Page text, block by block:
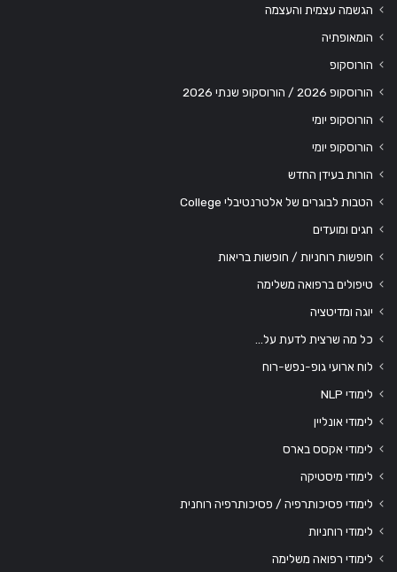
הגשמה עצמית והעצמה
הומאופתיה
הורוסקופ
הורוסקופ 2026 / הורוסקופ שנתי 2026
הורוסקופ יומי
הורוסקופ יומי
הורות בעידן החדש
הטבות לבוגרים של אלטרנטיבלי College
חגים ומועדים
חופשות רוחניות / חופשות בריאות
טיפולים ברפואה משלימה
יוגה ומדיטציה
כל מה שרצית לדעת על…
לוח ארועי גופ-נפש-רוח
לימודי NLP
לימודי אונליין
לימודי אקסס בארס
לימודי מיסטיקה
לימודי פסיכותרפיה / פסיכותרפיה רוחנית
לימודי רוחניות
לימודי רפואה משלימה